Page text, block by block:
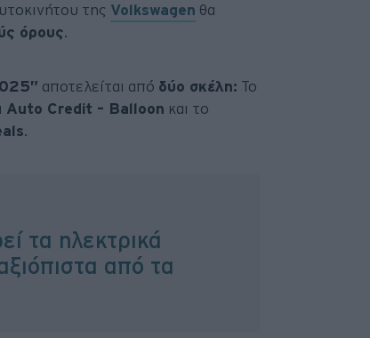
της Volkswagen θα
όρους.
αποτελείται από δύο σκέλη: Το
Auto Credit – Balloon και το
.
τα ηλεκτρικά
από τα